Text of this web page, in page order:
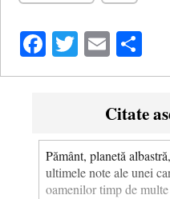
Facebook
Twitter
Email
Citate
Pământ, planetă
ultimele note ale unei
oamenilor timp de